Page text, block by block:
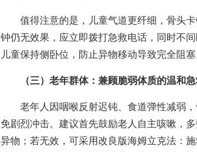
值得注意的是，儿童气道更纤细，骨头卡
钟仍无效果，应立即拨打急救电话，同时不
儿童保持侧卧位，防止异物移动导致完全阻塞
（三）老年群体：兼顾脆弱体质的温和
老年人因咽喉反射迟钝、食道弹性减弱，
免剧烈冲击。建议首先鼓励老人自主咳嗽，
异物；若无效，可采用改良版海姆立克法：